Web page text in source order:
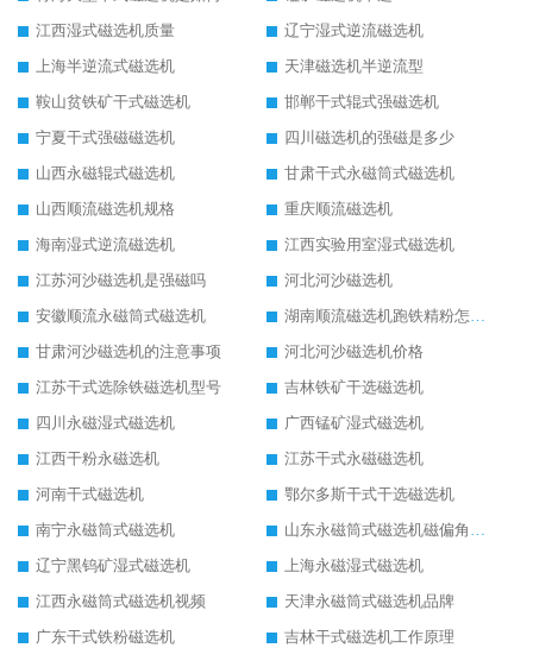
江西湿式磁选机质量
辽宁湿式逆流磁选机
上海半逆流式磁选机
天津磁选机半逆流型
鞍山贫铁矿干式磁选机
邯郸干式辊式强磁选机
宁夏干式强磁磁选机
四川磁选机的强磁是多少
山西永磁辊式磁选机
甘肃干式永磁筒式磁选机
山西顺流磁选机规格
重庆顺流磁选机
海南湿式逆流磁选机
江西实验用室湿式磁选机
江苏河沙磁选机是强磁吗
河北河沙磁选机
安徽顺流永磁筒式磁选机
湖南顺流磁选机跑铁精粉怎么处理
甘肃河沙磁选机的注意事项
河北河沙磁选机价格
江苏干式选除铁磁选机型号
吉林铁矿干选磁选机
四川永磁湿式磁选机
广西锰矿湿式磁选机
江西干粉永磁选机
江苏干式永磁磁选机
河南干式磁选机
鄂尔多斯干式干选磁选机
南宁永磁筒式磁选机
山东永磁筒式磁选机磁偏角怎么调整
辽宁黑钨矿湿式磁选机
上海永磁湿式磁选机
江西永磁筒式磁选机视频
天津永磁筒式磁选机品牌
广东干式铁粉磁选机
吉林干式磁选机工作原理